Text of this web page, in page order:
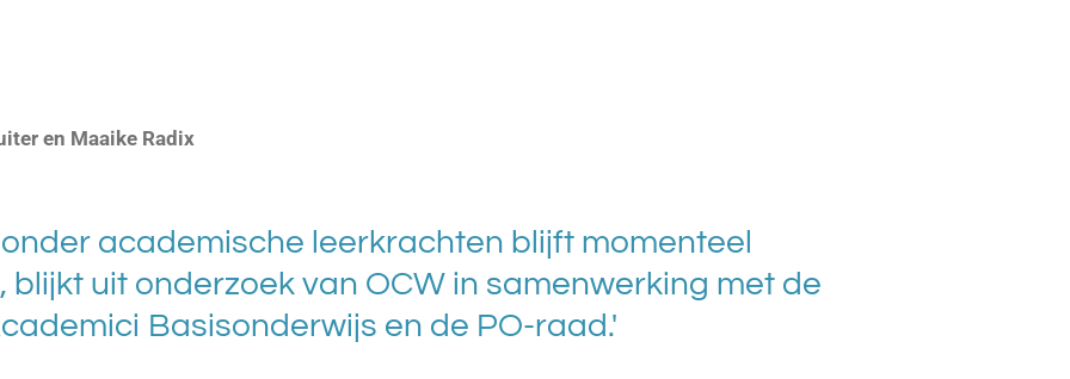
en Maaike Radix
academische leerkrachten blijft momenteel
blijkt uit onderzoek van OCW in samenwerking met de
Basisonderwijs en de PO-raad.'